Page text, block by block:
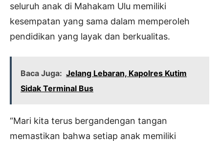
seluruh anak di Mahakam Ulu memiliki
kesempatan yang sama dalam memperoleh
pendidikan yang layak dan berkualitas.
Baca Juga: Jelang Lebaran, Kapolres Kutim
Sidak Terminal Bus
“Mari kita terus bergandengan tangan
memastikan bahwa setiap anak memiliki